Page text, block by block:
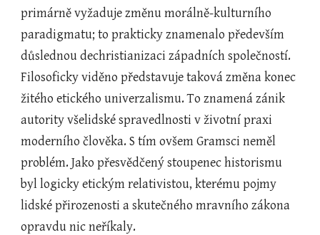
primárně vyžaduje změnu morálně-kulturního
paradigmatu; to prakticky znamenalo především
důslednou dechristianizaci západních společností.
Filosoficky viděno představuje taková změna konec
žitého etického univerzalismu. To znamená zánik
autority všelidské spravedlnosti v životní praxi
moderního člověka. S tím ovšem Gramsci neměl
problém. Jako přesvědčený stoupenec historismu
byl logicky etickým relativistou, kterému pojmy
lidské přirozenosti a skutečného mravního zákona
opravdu nic neříkaly.